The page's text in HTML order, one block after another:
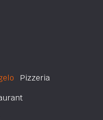
Pizzeria